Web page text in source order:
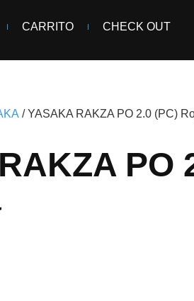
CARRITO CHECK OUT
/ YASAKA RAKZA PO 2.0 (PC)
PO